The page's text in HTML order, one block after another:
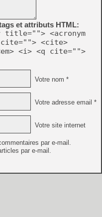
et attributs HTML:
<acronym
<cite>
<i> <q cite="">
Votre nom *
Votre adresse email *
Votre site internet
par e-mail.
par e-mail.